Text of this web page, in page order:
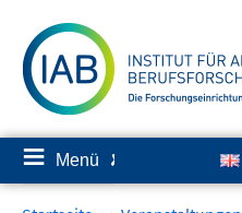
zum
Inhalt
≡ Menü ✘